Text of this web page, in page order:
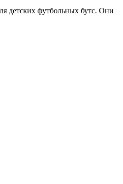
детских футбольных бутс. Они